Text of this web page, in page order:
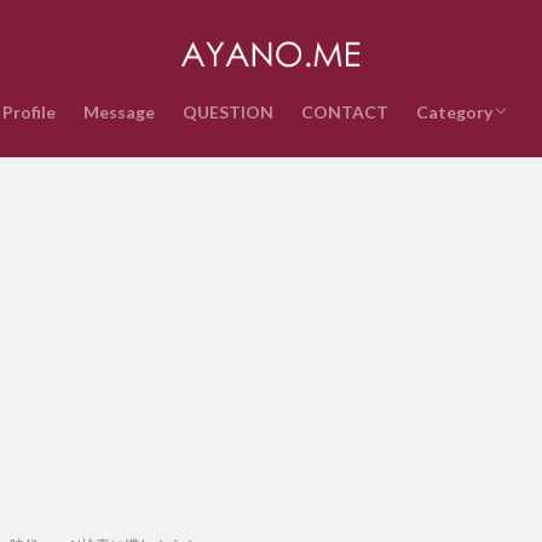
Profile Message QUESTION CONTACT Category
音楽
インターネッ
テクノロジー
ライフスタイ
政治経済
時事ネタ
エンタメ・ス
雑記
QUESTION